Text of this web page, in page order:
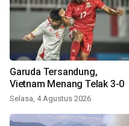
Garuda Tersandung,
Vietnam Menang Telak 3-0
Selasa, 4 Agustus 2026